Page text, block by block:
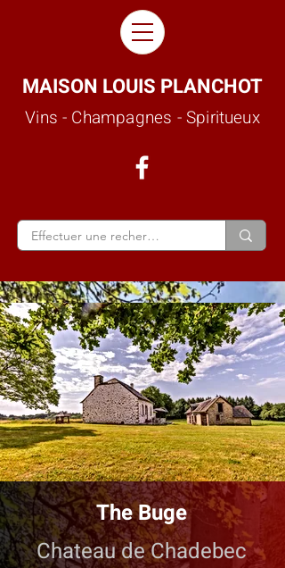
MAISON LOUIS PLANCHOT
Vins - Champagnes - Spiritueux
The Buge
Chateau de Chadebec